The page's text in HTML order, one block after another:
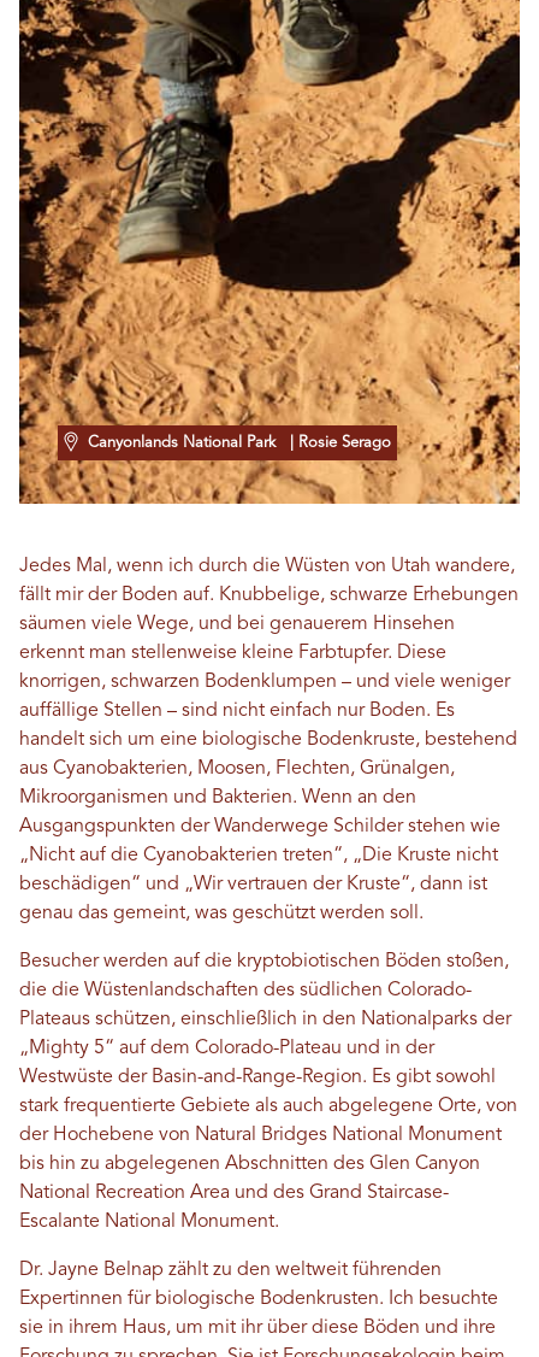
Canyonlands National Park | Rosie Serago
Jedes Mal, wenn ich durch die Wüsten von Utah wandere,
fällt mir der Boden auf. Knubbelige, schwarze Erhebungen
säumen viele Wege, und bei genauerem Hinsehen
erkennt man stellenweise kleine Farbtupfer. Diese
knorrigen, schwarzen Bodenklumpen – und viele weniger
auffällige Stellen – sind nicht einfach nur Boden. Es
handelt sich um eine biologische Bodenkruste, bestehend
aus Cyanobakterien, Moosen, Flechten, Grünalgen,
Mikroorganismen und Bakterien. Wenn an den
Ausgangspunkten der Wanderwege Schilder stehen wie
„Nicht auf die Cyanobakterien treten“, „Die Kruste nicht
beschädigen“ und „Wir vertrauen der Kruste“, dann ist
genau das gemeint, was geschützt werden soll.
Besucher werden auf die kryptobiotischen Böden stoßen,
die die Wüstenlandschaften des südlichen Colorado-
Plateaus schützen, einschließlich in den Nationalparks der
„Mighty 5“ auf dem Colorado-Plateau und in der
Westwüste der Basin-and-Range-Region. Es gibt sowohl
stark frequentierte Gebiete als auch abgelegene Orte, von
der Hochebene von Natural Bridges National Monument
bis hin zu abgelegenen Abschnitten des Glen Canyon
National Recreation Area und des Grand Staircase-
Escalante National Monument.
Dr. Jayne Belnap zählt zu den weltweit führenden
Expertinnen für biologische Bodenkrusten. Ich besuchte
sie in ihrem Haus, um mit ihr über diese Böden und ihre